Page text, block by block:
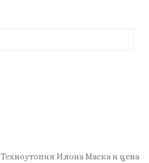
Илона Маска и цена